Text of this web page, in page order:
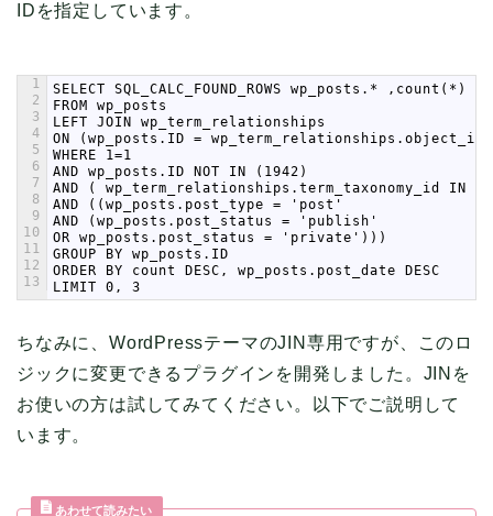
IDを指定しています。
1
2
3
4
5
6
7
8
9
10
11
12
13
SELECT SQL_CALC_FOUND_ROWS wp_posts.* ,count(*)
FROM wp_posts
LEFT JOIN wp_term_relationships
ON (wp_posts.ID = wp_term_relationships.object_id)
WHERE 1=1
AND wp_posts.ID NOT IN (1942)
AND ( wp_term_relationships.term_taxonomy_id IN
AND ((wp_posts.post_type = 'post'
AND (wp_posts.post_status = 'publish'
OR wp_posts.post_status = 'private')))
GROUP BY wp_posts.ID
ORDER BY count DESC, wp_posts.post_date DESC
LIMIT 0, 3
ちなみに、WordPressテーマのJIN専用ですが、このロ
ジックに変更できるプラグインを開発しました。JINを
お使いの方は試してみてください。以下でご説明して
います。